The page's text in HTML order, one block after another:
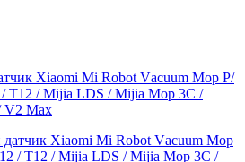
Xiaomi Мi Rоbоt Vаcuum Мoр Р/
/ Т12 / Мijiа LDS / Mijia Mop 3C /
V2 Мaх